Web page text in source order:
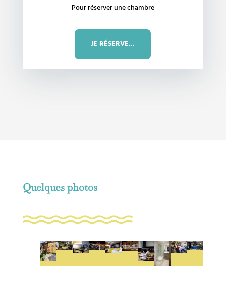
Pour réserver une chambre
JE RÉSERVE...
Quelques photos